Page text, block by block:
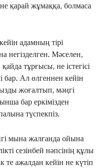
қарай жұмаққа, болмаса
адамның тірі
негізделген. Мәселен,
тұрғысы, не істегісі
бар. Ал өлгеннен кейін
жоғалтып, мәңгі
бар еркімізден
түспекпіз.
мына жалғанда ойына
сезінбей нәпсінің құлы
те ажалдан кейін не күтіп